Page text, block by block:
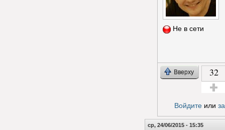
Не в сети
Вверху 32
Войдитеили
ср, 24/06/2015 - 15:35